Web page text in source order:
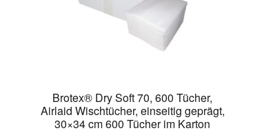
Brotex® Dry Soft 70, 600 Tücher,
Airlaid Wischtücher, einseitig geprägt,
30×34 cm 600 Tücher im Karton